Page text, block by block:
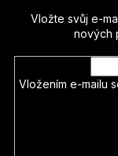
Vložte svůj e-
nových
Vložením e-mailu